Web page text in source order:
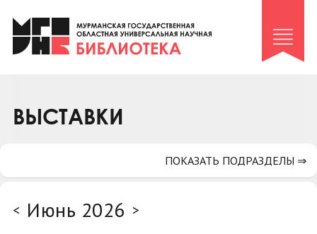
Клуб «Гиря и сельдерей»
Клуб «Семейный архив»
Коллегам
ВЫСТАВКИ
< Июнь 2026 >
ПОКАЗАТЬ ПОДРАЗДЕЛЫ ⇒